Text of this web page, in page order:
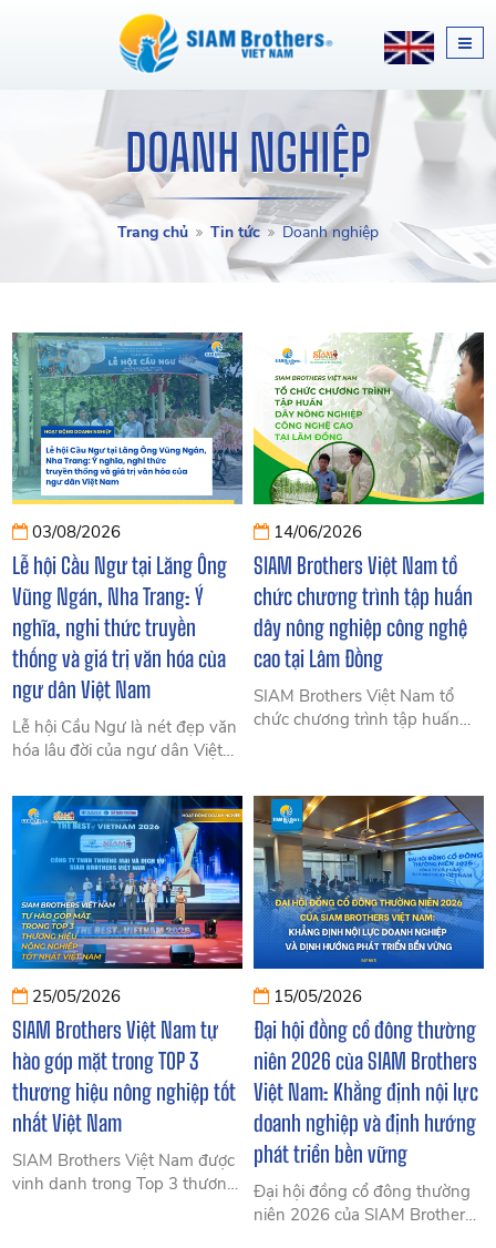
DOANH NGHIỆP
Trang chủ Tin tức Doanh nghiệp
03/08/2026
Lễ hội Cầu Ngư tại Lăng Ông
Vũng Ngán, Nha Trang: Ý
nghĩa, nghi thức truyền
thống và giá trị văn hóa của
ngư dân Việt Nam
Lễ hội Cầu Ngư là nét đẹp văn
hóa lâu đời của ngư dân Việt
biển yên sóng lặng, mùa vụ
bội thu. Cùng SIAM Brothers
Việt Nam tìm hiểu giá trị truyền
thống và tinh thần bám biển
của người dân miền biển.
14/06/2026
SIAM Brothers Việt Nam tổ
chức chương trình tập huấn
dây nông nghiệp công nghệ
cao tại Lâm Đồng
SIAM Brothers Việt Nam tổ
chức chương trình tập huấn
kính, dây giàn leo và dây
chống đổ ngã hiệu quả.
25/05/2026
SIAM Brothers Việt Nam tự
hào góp mặt trong TOP 3
thương hiệu nông nghiệp tốt
nhất Việt Nam
SIAM Brothers Việt Nam được
vinh danh trong Top 3 thương
15/05/2026
Đại hội đồng cổ đông thường
niên 2026 của SIAM Brothers
Việt Nam: Khẳng định nội lực
doanh nghiệp và định hướng
phát triển bền vững
Đại hội đồng cổ đông thường
niên 2026 của SIAM Brothers